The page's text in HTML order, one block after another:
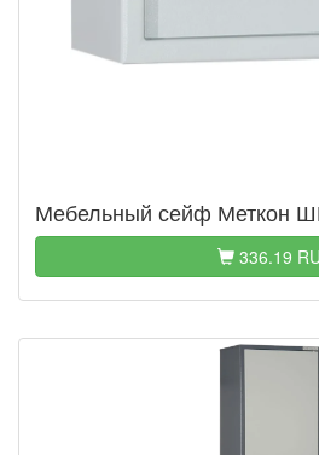
Мебельный сейф Меткон
336.19